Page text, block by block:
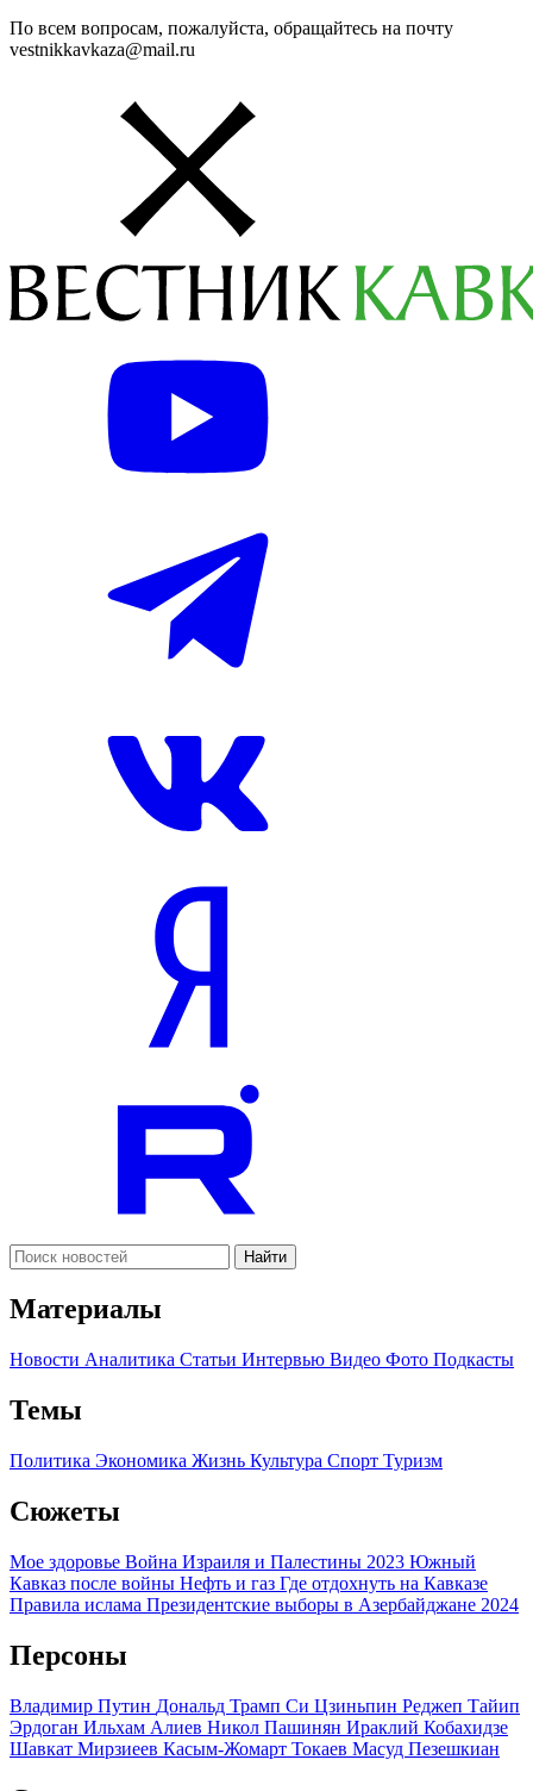
По всем вопросам, пожалуйста, обращайтесь на почту
vestnikkavkaza@mail.ru
Найти
Материалы
Новости Аналитика Статьи Интервью Видео Фото Подкасты
Темы
Политика Экономика Жизнь Культура Спорт Туризм
Сюжеты
Мое здоровье Война Израиля и Палестины 2023 Южный
Кавказ после войны Нефть и газ Где отдохнуть на Кавказе
Правила ислама Президентские выборы в Азербайджане 2024
Персоны
Владимир Путин Дональд Трамп Си Цзиньпин Реджеп Тайип
Эрдоган Ильхам Алиев Никол Пашинян Ираклий Кобахидзе
Шавкат Мирзиеев Касым-Жомарт Токаев Масуд Пезешкиан